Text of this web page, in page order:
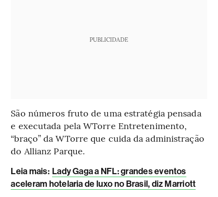
PUBLICIDADE
São números fruto de uma estratégia pensada
e executada pela WTorre Entretenimento,
“braço” da WTorre que cuida da administração
do Allianz Parque.
Leia mais: Lady Gaga a NFL: grandes eventos
aceleram hotelaria de luxo no Brasil, diz Marriott